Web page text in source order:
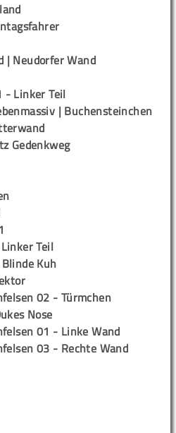
| Neudorfer Wand
- Linker Teil
| Buchensteinchen
Gedenkweg
Teil
Kuh
02 - Türmchen
Nose
01 - Linke Wand
03 - Rechte Wand